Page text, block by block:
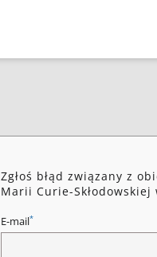
Zgłoś błąd związany z
Marii Curie-
E-mail*